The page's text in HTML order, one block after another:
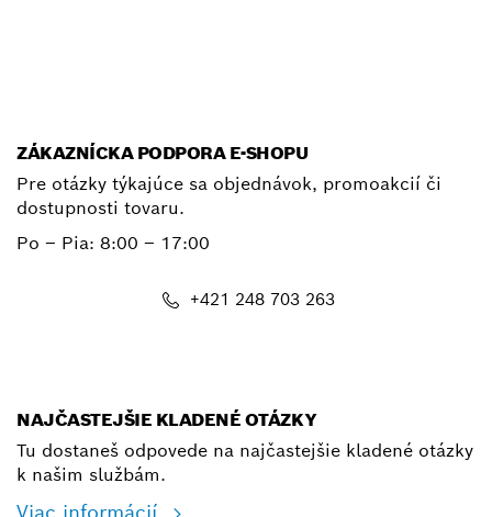
ZÁKAZNÍCKA PODPORA E-SHOPU
Pre otázky týkajúce sa objednávok, promoakcií či
dostupnosti tovaru.
Po – Pia: 8:00 – 17:00
+421 248 703 263
NAJČASTEJŠIE KLADENÉ OTÁZKY
Tu dostaneš odpovede na najčastejšie kladené otázky
k našim službám.